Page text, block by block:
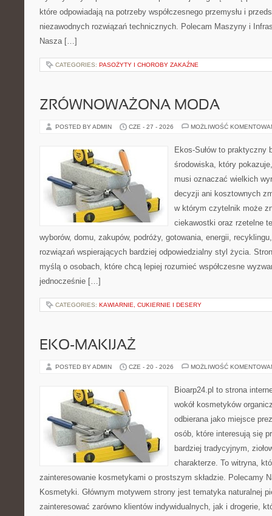
które odpowiadają na potrzeby współczesnego przemysłu i
niezawodnych rozwiązań technicznych. Polecam Maszyny i
Nasza […]
CATEGORIES: PASOŻYTY I CHOROBY ZAKAŹNE
ZRÓWNOWAŻONA MODA
POSTED BY ADMIN CZE - 27 - 2026 MOŻLIWOŚĆ
Ekos-Sułów to praktyczny
środowiska, który
musi oznaczać wielkich
decyzji ani kosztownych
w którym czytelnik może
ciekawostki oraz rzetelne
wyborów, domu, zakupów, podróży, gotowania, energii,
rozwiązań wspierających bardziej odpowiedzialny styl życia.
myślą o osobach, które chcą lepiej rozumieć współczesne
jednocześnie […]
CATEGORIES: KAWIARNIE, CUKIERNIE I DESERY
EKO-MAKIJAŻ
POSTED BY ADMIN CZE - 20 - 2026 MOŻLIWOŚĆ
Bioarp24.pl to strona
wokół kosmetyków
odbierana jako miejsce
osób, które interesują się
bardziej tradycyjnym,
charakterze. To witryna,
zainteresowanie kosmetykami o prostszym składzie. Polecamy
Kosmetyki. Głównym motywem strony jest tematyka naturalnej
zainteresować zarówno klientów indywidualnych, jak i drogerie,